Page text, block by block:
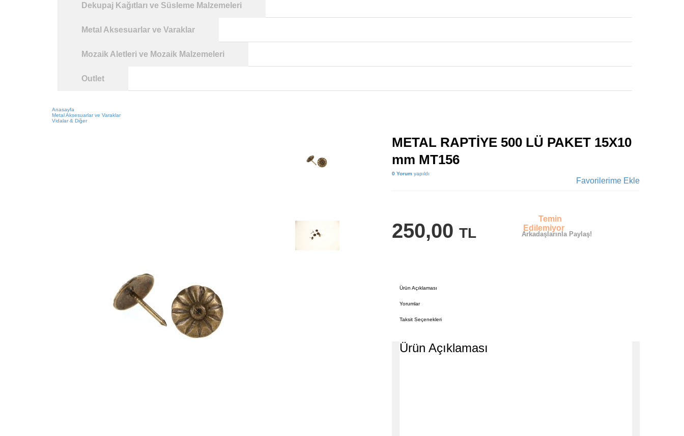
Dekupaj Kağıtları ve Süsleme Malzemeleri
Metal Aksesuarlar ve Varaklar
Mozaik Aletleri ve Mozaik Malzemeleri
Outlet
Anasayfa
Metal Aksesuarlar ve Varaklar
Vidalar & Diğer
METAL RAPTİYE 500 LÜ PAKET 15X10
mm MT156
0 Yorumyapıldı
Favorilerime Ekle
250,00 TL
Temin
Edilemiyor
Arkadaşlarınla Paylaş!
Ürün Açıklaması
Yorumlar
Taksit Seçenekleri
Ürün Açıklaması